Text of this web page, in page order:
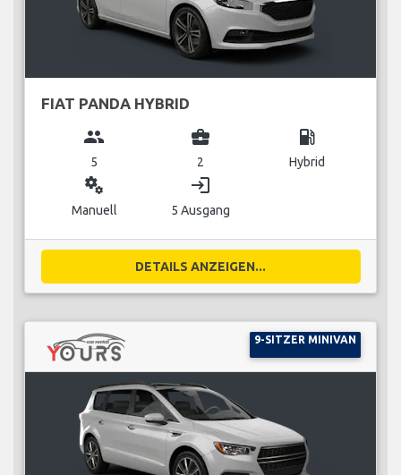
FIAT PANDA HYBRID
group
5
business_center
2
local_gas_station
Hybrid
miscellaneous_services
Manuell
login
5 Ausgang
DETAILS ANZEIGEN...
9-SITZER MINIVAN